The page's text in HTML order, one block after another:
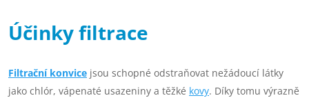
Účinky filtrace
Filtrační konvice jsou schopné odstraňovat nežádoucí látky
jako chlór, vápenaté usazeniny a těžké kovy. Díky tomu výrazně